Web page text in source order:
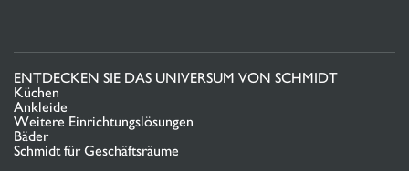
ENTDECKEN SIE DAS UNIVERSUM VON SCHMIDT
Küchen
Ankleide
Weitere Einrichtungslösungen
Bäder
Schmidt für Geschäftsräume